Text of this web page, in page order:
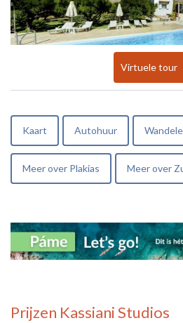
Virtuele tour
Kaart Autohuur
Meer over Plakias Meer over
Prijzen Kassiani Studios